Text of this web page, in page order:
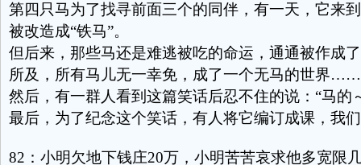
第四只马为了找寻前面三个的同伴，有一天，它来
被改造成“铁马”。
但后来，那些马还是难逃被吃的命运，通通被作成
所及，所有马儿无一幸免，成了一个无马的世界……
然后，有一群人看到这篇笑话后忍不住的说：“马的
最后，为了纪念这个笑话，有人将它编订成课，我
82：小明欠地下钱庄20万，小明苦苦哀求他多宽限